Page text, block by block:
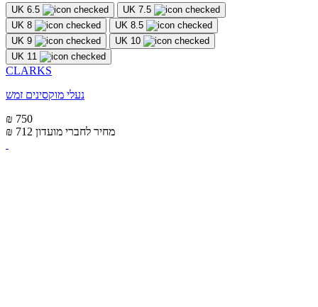
UK 6.5
UK 7.5
UK 8
UK 8.5
UK 9
UK 10
UK 11
CLARKS
נעלי מוקסינים זמש
₪ 750
₪ 712 מחיר לחברי מועדון